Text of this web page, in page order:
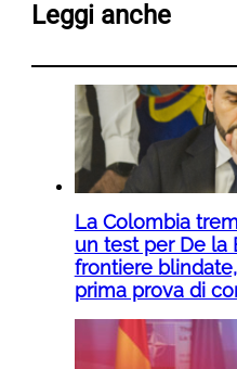
Leggi anche
La Colombia
un test per De la
frontiere blindate,
prima prova di